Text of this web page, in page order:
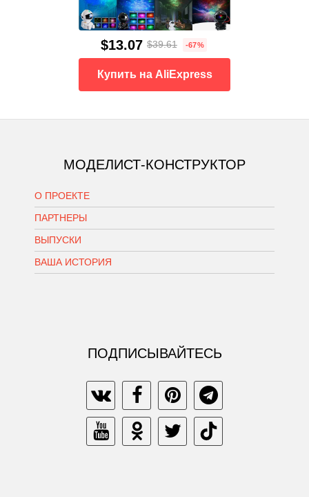
$13.07 $39.61 -67%
Купить на AliExpress
МОДЕЛИСТ-КОНСТРУКТОР
О ПРОЕКТЕ
ПАРТНЕРЫ
ВЫПУСКИ
ВАША ИСТОРИЯ
ПОДПИСЫВАЙТЕСЬ